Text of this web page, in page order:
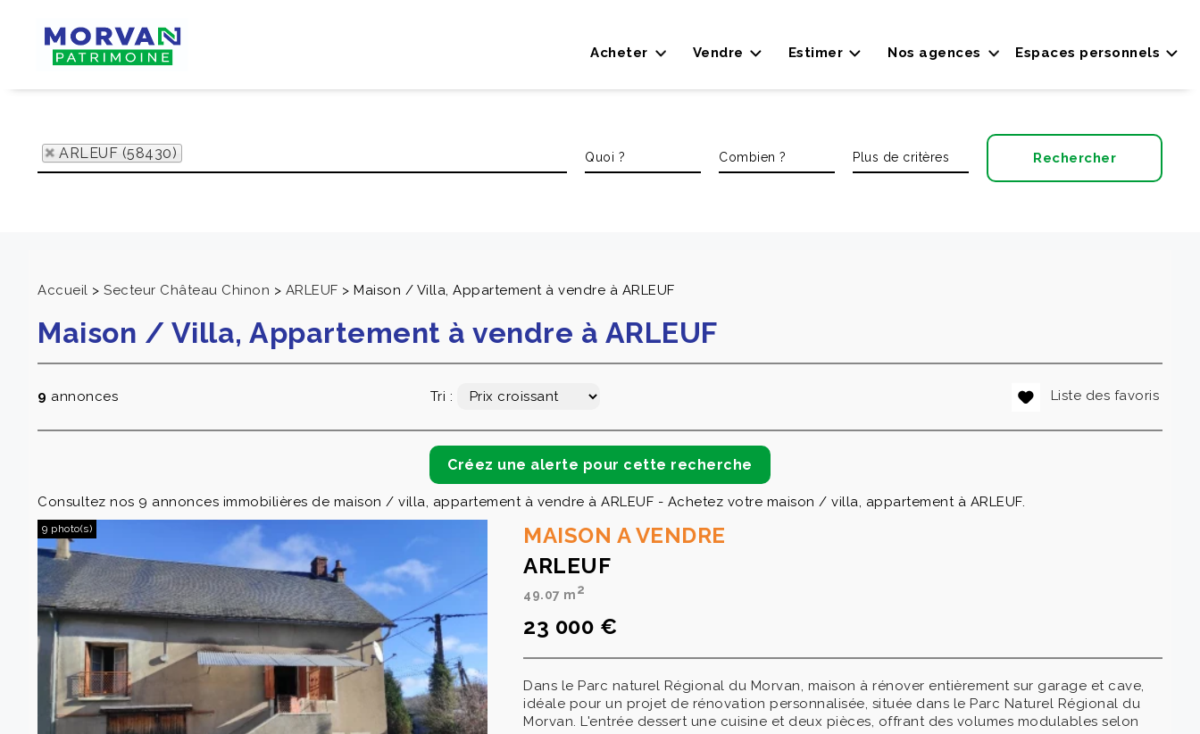
Espaces personnels
Acheter Vendre Estimer Nos agences
ARLEUF (58430)
Accueil > Secteur Château Chinon > ARLEUF > Maison / Villa, Appartement à vendre à ARLEUF
Maison / Villa, Appartement à vendre à ARLEUF
9 annonces Tri : Liste des favoris
Consultez nos 9 annonces immobilières de maison / villa, appartement à vendre à ARLEUF - Achetez votre maison / villa, appartement à ARLEUF.
9 photo(s)
MAISON A VENDRE
ARLEUF
49.07 m2
23 000 €
Dans le Parc naturel Régional du Morvan, maison à rénover entièrement sur garage et cave,
idéale pour un projet de rénovation personnalisée, située dans le Parc Naturel Régional du
Morvan. L'entrée dessert une cuisine et deux pièces, offrant des volumes modulables selon